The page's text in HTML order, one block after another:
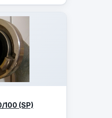
100 (SP)